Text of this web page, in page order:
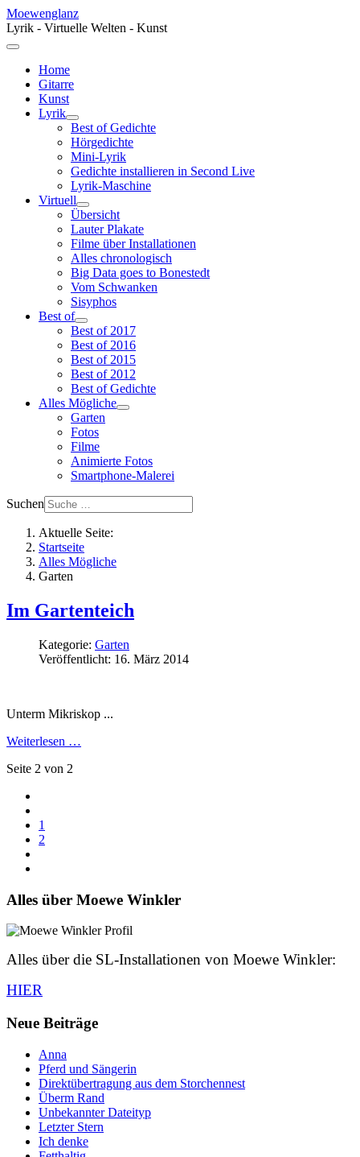
Moewenglanz
Lyrik - Virtuelle Welten - Kunst
Home
Gitarre
Kunst
Lyrik
Best of Gedichte
Hörgedichte
Mini-Lyrik
Gedichte installieren in Second Live
Lyrik-Maschine
Virtuell
Übersicht
Lauter Plakate
Filme über Installationen
Alles chronologisch
Big Data goes to Bonestedt
Vom Schwanken
Sisyphos
Best of
Best of 2017
Best of 2016
Best of 2015
Best of 2012
Best of Gedichte
Alles Mögliche
Garten
Fotos
Filme
Animierte Fotos
Smartphone-Malerei
Suchen
Aktuelle Seite:
Startseite
Alles Mögliche
Garten
Im Gartenteich
Kategorie: Garten
Veröffentlicht: 16. März 2014
Unterm Mikriskop ...
Weiterlesen …
Seite 2 von 2
1
2
Alles über Moewe Winkler
Alles über die SL-Installationen von Moewe Winkler:
HIER
Neue Beiträge
Anna
Pferd und Sängerin
Direktübertragung aus dem Storchennest
Überm Rand
Unbekannter Dateityp
Letzter Stern
Ich denke